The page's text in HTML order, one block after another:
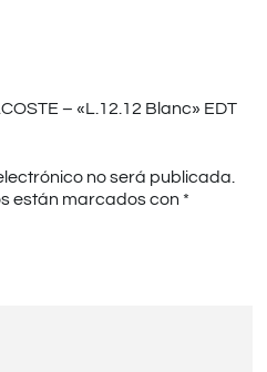
– «L.12.12 Blanc» EDT
no será publicada.
están marcados con *